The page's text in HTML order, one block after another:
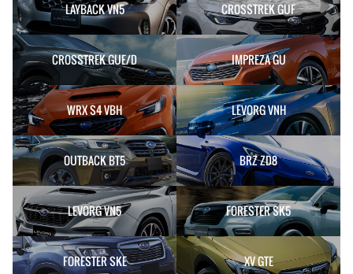
LAYBACK VN5 CROSSTREK GUF
CROSSTREK GUE/D IMPREZA GU
WRX S4 VBH LEVORG VNH
OUTBACK BT5 BRZ ZD8
LEVORG VN5 FORESTER SK5
FORESTER SKE XV GTE